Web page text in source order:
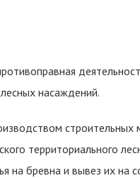
насаждений.
строительных
территориального
на бревна и вывез их на